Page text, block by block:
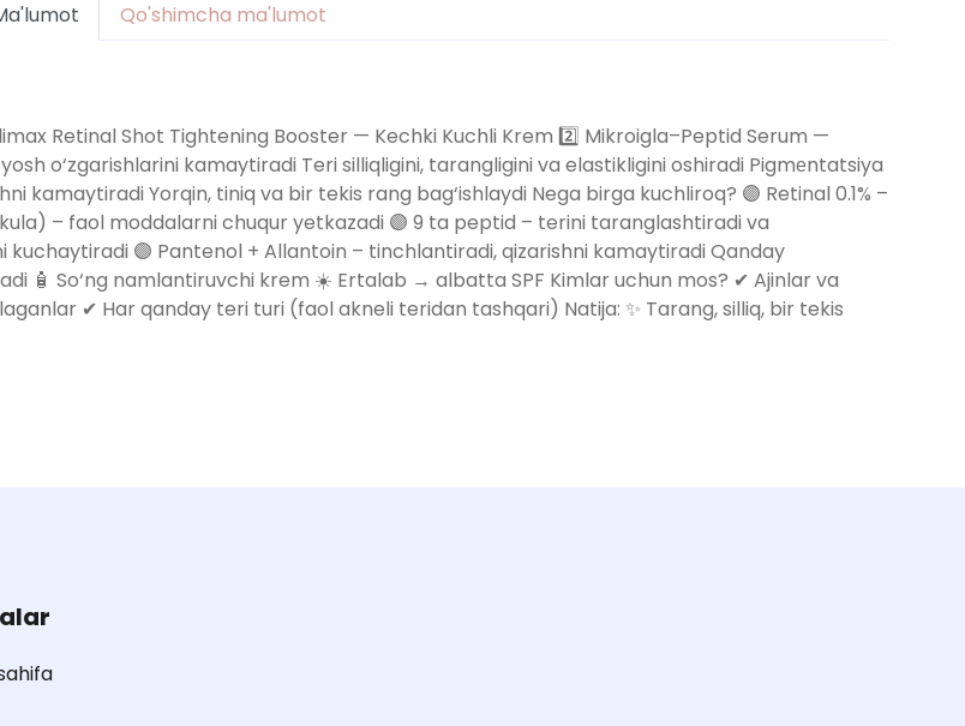
Qo'shimcha ma'lumot
Retinal Shot Tightening Booster — Kechki Kuchli Krem 2️⃣ Mikroigla–Peptid Serum —
o‘zgarishlarini kamaytiradi Teri silliqligini, tarangligini va elastikligini oshiradi Pigmеntatsiya
kamaytiradi Yorqin, tiniq va bir tekis rang bag‘ishlaydi Nega birga kuchliroq? 🟣 Retinal 0.1% –
– faol moddalarni chuqur yetkazadi 🟣 9 ta peptid – terini taranglashtiradi va
🟣 Pantenol + Allantoin – tinchlantiradi, qizarishni kamaytiradi Qanday
🧴 So‘ng namlantiruvchi krem ☀️ Ertalab → albatta SPF Kimlar uchun mos? ✔ Ajinlar va
✔ Har qanday teri turi (faol akneli teridan tashqari) Natija: ✨ Tarang, silliq, bir tekis